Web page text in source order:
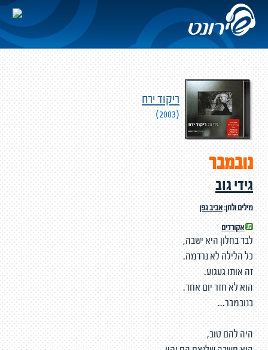
ריקוד ירח
(2003)
נובמבר
גידי גוב
מילים ולחן:אביב גפן
אקורדים
לבד בחלון היא ישבה,
כל הלילה לא נרדמה.
זה אותו געגוע.
הוא לא חזר יום אחד.
בנובמבר...
היה להם טוב,